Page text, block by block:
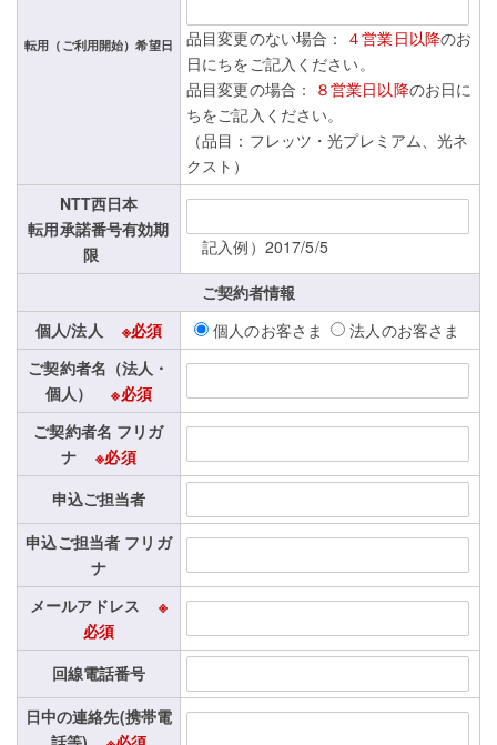
転用（ご利用開始）希望日 品目変更のない場合： ４営業日以降のお
日にちをご記入ください。
品目変更の場合： ８営業日以降のお日に
ちをご記入ください。
（品目：フレッツ・光プレミアム、光ネ
クスト）
NTT西日本
転用承諾番号有効期
限
記入例）2017/5/5
ご契約者情報
個人/法人
※必須 個人のお客さま
法人のお客さま
ご契約者名（法人・
個人）
※必須
ご契約者名 フリガ
ナ
※必須
申込ご担当者
申込ご担当者 フリガ
ナ
メールアドレス
※
必須
回線電話番号
日中の連絡先(携帯電